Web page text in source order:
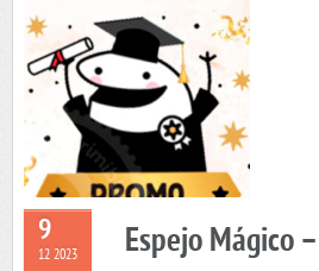
9
12 2023 Espejo Mágico